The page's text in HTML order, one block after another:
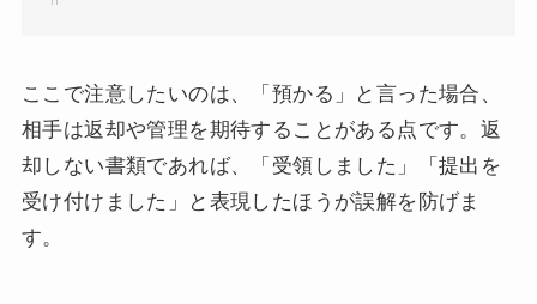
ここで注意したいのは、「預かる」と言った場合、
相手は返却や管理を期待することがある点です。返
却しない書類であれば、「受領しました」「提出を
受け付けました」と表現したほうが誤解を防げま
す。